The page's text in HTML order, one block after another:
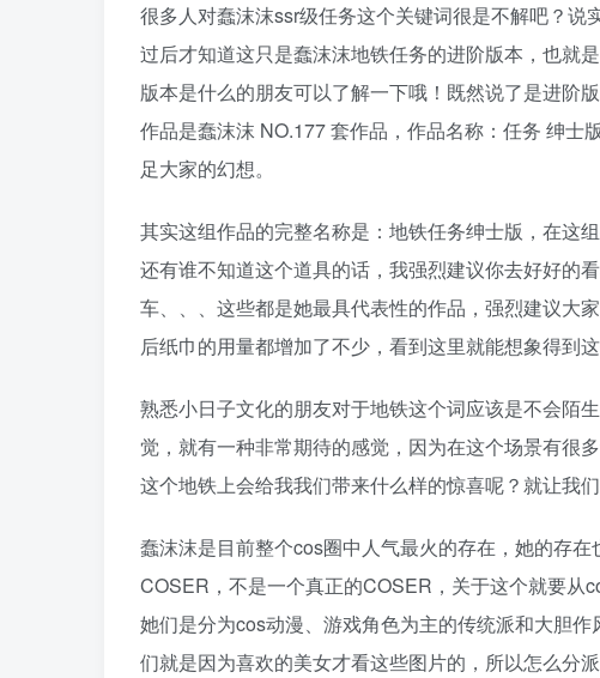
很多人对蠢沫沫ssr级任务这个关键词很是不解吧？
过后才知道这只是蠢沫沫地铁任务的进阶版本，也就
版本是什么的朋友可以了解一下哦！既然说了是进阶
作品是蠢沫沫 NO.177 套作品，作品名称：任务 绅士
足大家的幻想。
其实这组作品的完整名称是：地铁任务绅士版，在这
还有谁不知道这个道具的话，我强烈建议你去好好的
车、、、这些都是她最具代表性的作品，强烈建议大
后纸巾的用量都增加了不少，看到这里就能想象得到
熟悉小日子文化的朋友对于地铁这个词应该是不会陌
觉，就有一种非常期待的感觉，因为在这个场景有很
这个地铁上会给我我们带来什么样的惊喜呢？就让我
蠢沫沫是目前整个cos圈中人气最火的存在，她的存
COSER，不是一个真正的COSER，关于这个就要从
她们是分为cos动漫、游戏角色为主的传统派和大胆
们就是因为喜欢的美女才看这些图片的，所以怎么分